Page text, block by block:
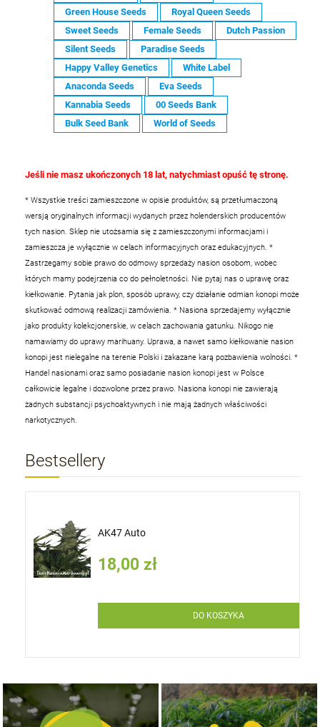
Green House Seeds
Royal Queen Seeds
Sweet Seeds
Female Seeds
Dutch Passion
Silent Seeds
Paradise Seeds
Happy Valley Genetics
White Label
Anaconda Seeds
Eva Seeds
Kannabia Seeds
00 Seeds Bank
Bulk Seed Bank
World of Seeds
Jeśli nie masz ukończonych 18 lat, natychmiast opuść tę stronę.
* Wszystkie treści zamieszczone w opisie produktów, są przetłumaczoną
wersją oryginalnych informacji wydanych przez holenderskich producentów
tych nasion. Sklep nie utożsamia się z zamieszczonymi informacjami i
zamieszcza je wyłącznie w celach informacyjnych oraz edukacyjnych. *
Zastrzegamy sobie prawo do odmowy sprzedaży nasion osobom, wobec
których mamy podejrzenia co do pełnoletności. Nie pytaj nas o uprawę oraz
kiełkowanie. Pytania jak plon, sposób uprawy, czy działanie odmian konopi może
skutkować odmową realizacji zamówienia. * Nasiona sprzedajemy wyłącznie
jako produkty kolekcjonerskie, w celach zachowania gatunku. Nikogo nie
namawiamy do uprawy marihuany. Uprawa, a nawet samo kiełkowanie nasion
konopi jest nielegalne na terenie Polski i zakazane karą pozbawienia wolności. *
Handel nasionami oraz samo posiadanie nasion konopi jest w Polsce
całkowicie legalne i dozwolone przez prawo. Nasiona konopi nie zawierają
żadnych substancji psychoaktywnych i nie mają żadnych właściwości
narkotycznych.
Bestsellery
AK47 Auto
18,00 zł
DO KOSZYKA
NASIONA MARIHUANY TOP 10 INDOOR
KUP TERAZ NASIONA MARIHUANY TOP 10 OUTDOOR
KUP TERAZ